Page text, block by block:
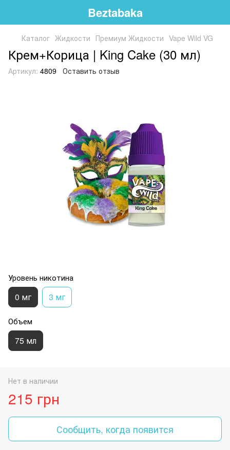
Beztabaka
Каталог Жидкости Премиум Жидкости Vape Wild VG
Крем+Корица | King Cake (30 мл)
Артикул: 4809 Оставить отзыв
Уровень никотина
0 мг 3 мг
Объем
75 мл
Нет в наличии
215 грн
Сообщить, когда появится